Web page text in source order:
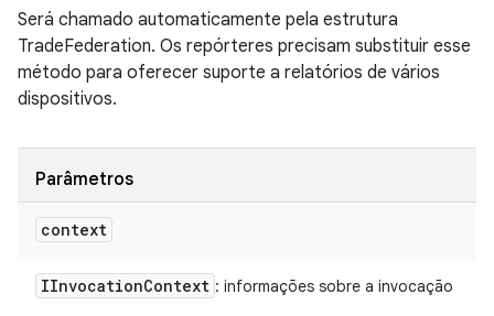
Será chamado automaticamente pela estrutura
TradeFederation. Os repórteres precisam substituir esse
método para oferecer suporte a relatórios de vários
dispositivos.
Parâmetros
context
IInvocationContext : informações sobre a invocação